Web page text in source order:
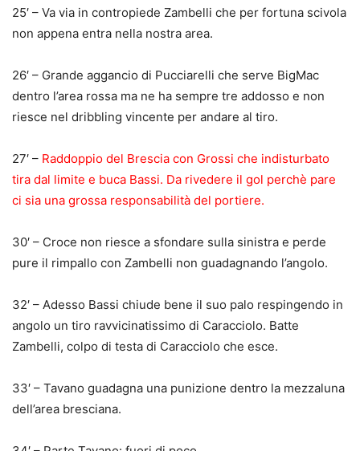
25′ – Va via in contropiede Zambelli che per fortuna scivola
non appena entra nella nostra area.
26′ – Grande aggancio di Pucciarelli che serve BigMac
dentro l’area rossa ma ne ha sempre tre addosso e non
riesce nel dribbling vincente per andare al tiro.
27′ – Raddoppio del Brescia con Grossi che indisturbato
tira dal limite e buca Bassi. Da rivedere il gol perchè pare
ci sia una grossa responsabilità del portiere.
30′ – Croce non riesce a sfondare sulla sinistra e perde
pure il rimpallo con Zambelli non guadagnando l’angolo.
32′ – Adesso Bassi chiude bene il suo palo respingendo in
angolo un tiro ravvicinatissimo di Caracciolo. Batte
Zambelli, colpo di testa di Caracciolo che esce.
33′ – Tavano guadagna una punizione dentro la mezzaluna
dell’area bresciana.